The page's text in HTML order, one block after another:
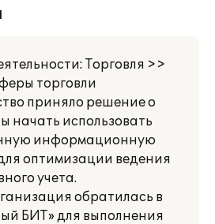
Торговля >>
торговли
приняло решение о
начать использовать
информационную
оптимизации ведения
учета.
обратилась в
БИТ» для выполнения